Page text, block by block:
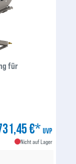
für
€* UVP
Nicht auf Lager